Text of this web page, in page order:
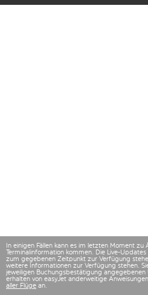
In einigen Fällen kann es im letzten Moment
Terminalinformation kommen. Die Live-
zum gegebenen Zeitpunkt zur Verfügung
weitere Informationen zur Verfügung stehen.
jeweiligen Buchungsbestätigung angegebenen
erhalten von easyJet anderweitige
aller Flüge an.